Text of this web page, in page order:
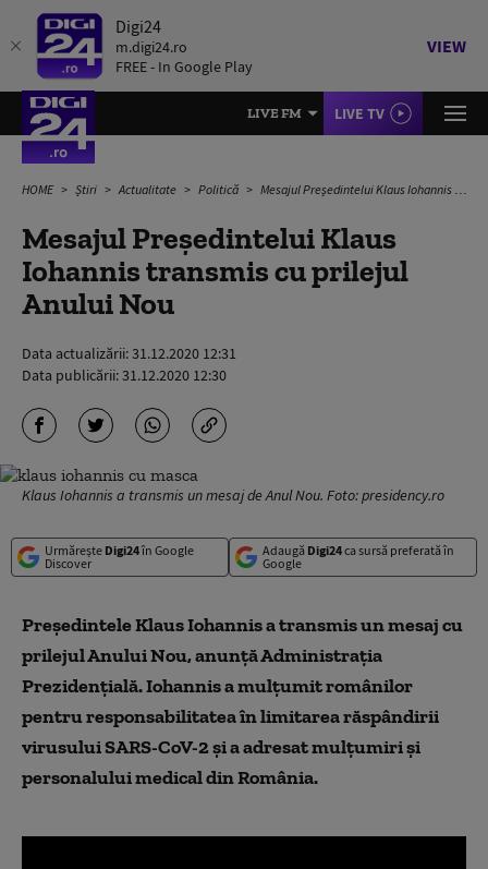
Digi24
m.digi24.ro
FREE - In Google Play
VIEW
LIVE FM LIVE TV
HOME Știri Actualitate Politică Mesajul Președintelui Klaus Iohannis transmis cu prilejul Anului Nou
Mesajul Președintelui Klaus
Iohannis transmis cu prilejul
Anului Nou
Data actualizării:31.12.2020 12:31
Data publicării:31.12.2020 12:30
Klaus Iohannis a transmis un mesaj de Anul Nou. Foto: presidency.ro
Urmărește Digi24în Google
Discover
Adaugă Digi24ca sursă preferată în
Google
Președintele Klaus Iohannis a transmis un mesaj cu
prilejul Anului Nou, anunță Administrația
Prezidențială. Iohannis a mulțumit românilor
pentru responsabilitatea în limitarea răspândirii
virusului SARS-CoV-2 și a adresat mulțumiri și
personalului medical din România.